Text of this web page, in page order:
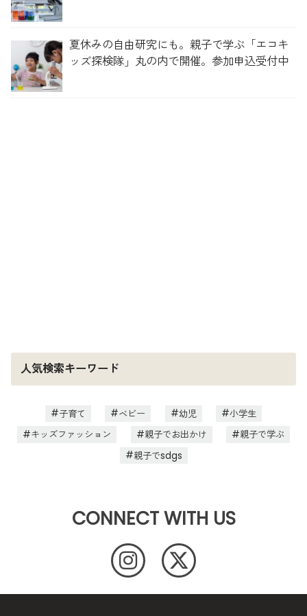
夏休みの自由研究にも。親子で学ぶ「エコキ
ッズ探検隊」丸の内で開催。参加申込受付中
人気検索キーワード
子育て ベビー 幼児
小学生
キッズファッション
親子でお出かけ
親子で学ぶ
親子でsdgs
CONNECT WITH US